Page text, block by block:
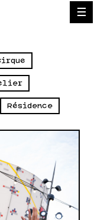
☰
Résidence